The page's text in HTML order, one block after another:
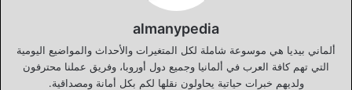
almanypedia
ألماني بيديا هي موسوعة شاملة لكل المتغيرات والأحداث والمواضيع اليومية
التي تهم كافة العرب في ألمانيا وجميع دول أوروبا، وفريق عملنا محترفون
ولديهم خبرات حياتية يحاولون نقلها لكم بكل أمانة ومصداقية.